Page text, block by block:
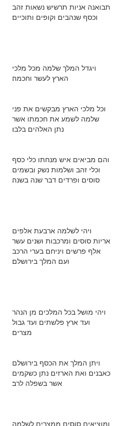
תבואנה אניות תרשיש נשאות זהב
וכסף שנהבים וקופים ותוכיים׃
ויגדל המלך שלמה מכל מלכי
הארץ לעשר וחכמה׃
וכל מלכי הארץ מבקשים את פני
שלמה לשמע את חכמתו אשר
נתן האלהים בלבו׃
והם מביאים איש מנחתו כלי כסף
וכלי זהב ושלמות נשק ובשמים
סוסים ופרדים דבר שנה בשנה׃
ויהי לשלמה ארבעת אלפים
אריות סוסים ומרכבות ושנים עשר
אלף פרשים ויניחם בערי הרכב
ועם המלך בירושלם׃
ויהי מושל בכל המלכים מן הנהר
ועד ארץ פלשתים ועד גבול
מצרים׃
ויתן המלך את הכסף בירושלם
כאבנים ואת הארזים נתן כשקמים
אשר בשפלה לרב׃
ומוציאים סוסים ממצרים לשלמה